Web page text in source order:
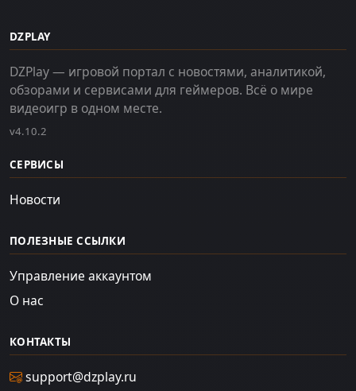
DZPLAY
DZPlay — игровой портал с новостями, аналитикой,
обзорами и сервисами для геймеров. Всё о мире
видеоигр в одном месте.
v4.10.2
СЕРВИСЫ
Новости
ПОЛЕЗНЫЕ ССЫЛКИ
Управление аккаунтом
О нас
КОНТАКТЫ
support@dzplay.ru